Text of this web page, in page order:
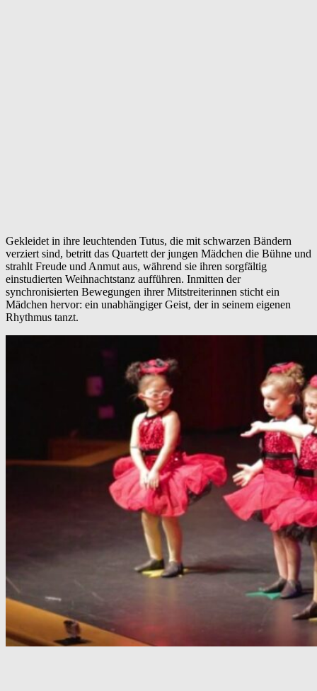
Gekleidet in ihre leuchtenden Tutus, die mit schwarzen Bändern
verziert sind, betritt das Quartett der jungen Mädchen die Bühne und
strahlt Freude und Anmut aus, während sie ihren sorgfältig
einstudierten Weihnachtstanz aufführen. Inmitten der
synchronisierten Bewegungen ihrer Mitstreiterinnen sticht ein
Mädchen hervor: ein unabhängiger Geist, der in seinem eigenen
Rhythmus tanzt.